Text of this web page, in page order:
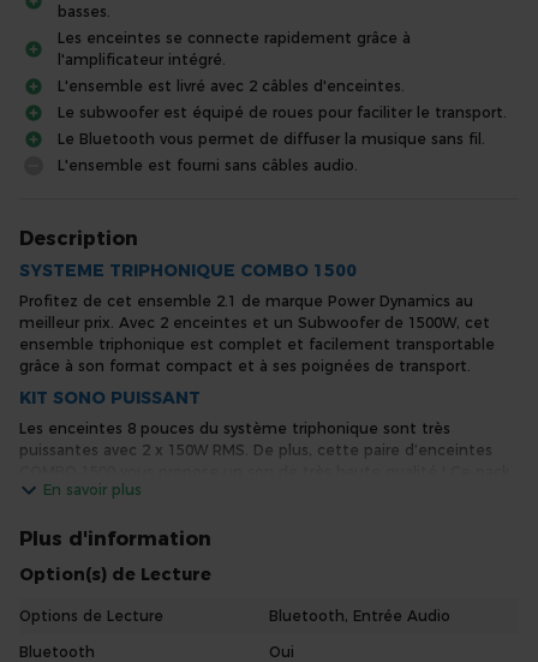
Description
SYSTEME TRIPHONIQUE COMBO 1500
Profitez de cet ensemble 2.1 de marque Power Dynamics au
meilleur prix. Avec 2 enceintes et un Subwoofer de 1500W, cet
ensemble triphonique est complet et facilement transportable
grâce à son format compact et à ses poignées de transport.
KIT SONO PUISSANT
Les enceintes 8 pouces du système triphonique sont très
puissantes avec 2 x 150W RMS. De plus, cette paire d’enceintes
triphonique allie parfaitement la puissance et la qualité, tout ceci
bonne sono triphonique qui saura vous surprendre !
UN CAISSON DE BASSE COMPACT
hautes performances pour un très bon rapport qualité/prix. En
effet, avec une puissance de 500W RMS, ce Subwoofer actif de 15
En savoir plus
Plus d'information
Option(s) de Lecture
Options de Lecture
Bluetooth, Entrée Audio
Bluetooth
Oui
basses.
Les enceintes se connecte rapidement grâce à
l'amplificateur intégré.
L'ensemble est livré avec 2 câbles d'enceintes.
Le subwoofer est équipé de roues pour faciliter le transport.
Le Bluetooth vous permet de diffuser la musique sans fil.
L'ensemble est fourni sans câbles audio.